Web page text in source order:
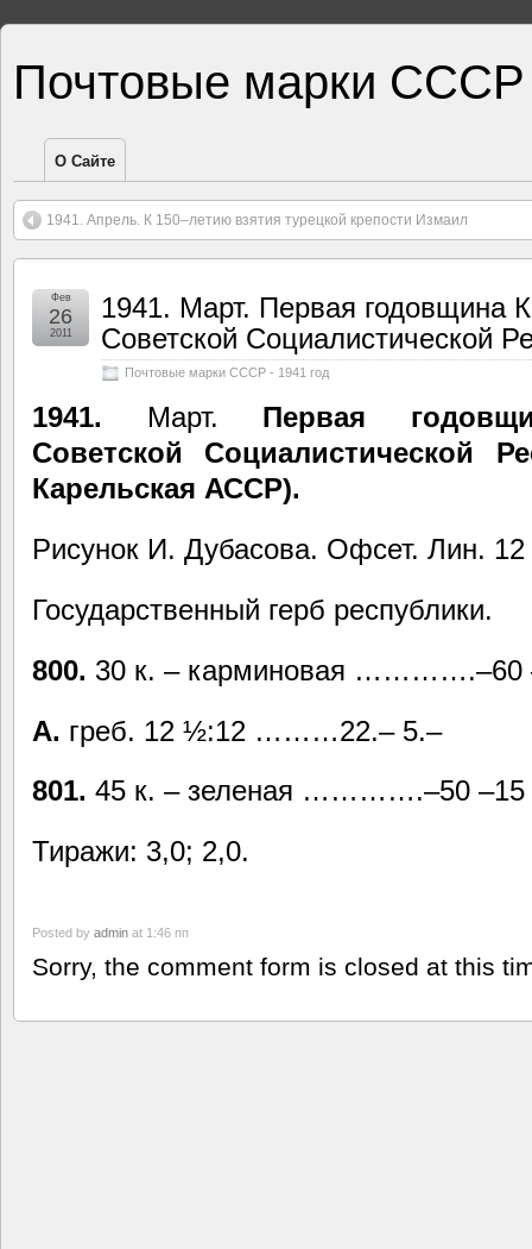
Почтовые марки СССР
О Сайте
1941. Апрель. К 150–летию взятия турецкой крепости Измаил
1941. Март. Первая годовщина
Советской Социалистической
Почтовые марки СССР - 1941 год
Фев
26
2011
1941. Март. Первая
Советской Социалистической
Карельская АССР).
Рисунок И. Дубасова. Офсет. Лин.
Государственный герб республики.
800. 30 к. – карминовая ………….–60
А. греб. 12 ½:12 ………22.– 5.–
801. 45 к. – зеленая ………….–50 –15
Тиражи: 3,0; 2,0.
Posted by admin at 1:46 пп
Sorry, the comment form is closed at this